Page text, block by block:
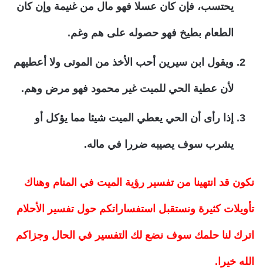
يحتسب، فإن كان عسلا فهو مال من غنيمة وإن كان
الطعام بطيخ فهو حصوله على هم وغم.
ويقول ابن سيرين أحب الأخذ من الموتى ولا أعطيهم
لأن عطية الحي للميت غير محمود فهو مرض وهم.
إذا رأى أن الحي يعطي الميت شيئا مما يؤكل أو
يشرب سوف يصيبه ضررا في ماله.
نكون قد انتهينا منتفسير رؤية الميت في المنام وهناك
تأويلات كثيرة ونستقبل استفساراتكم حول تفسير الأحلام
اترك لنا حلمك سوف نضع لك التفسير في الحال وجزاكم
الله خيرا.